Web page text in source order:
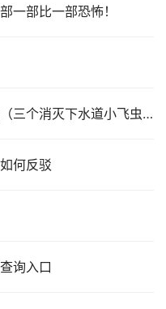
一部比一部恐怖！
灭下水道小飞虫的小技巧）
何反驳
询入口